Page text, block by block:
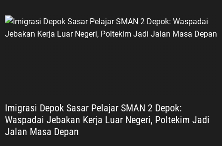
Imigrasi Depok Sasar Pelajar SMAN 2 Depok:
Waspadai Jebakan Kerja Luar Negeri, Poltekim Jadi